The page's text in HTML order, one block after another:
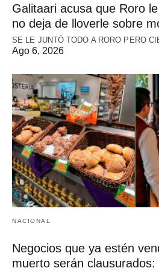
Galitaari acusa que Roro
no deja de lloverle sobre
SE LE JUNTÓ TODO A RORO PERO
Ago 6, 2026
NACIONAL
Negocios que ya estén
muerto serán clausurados: